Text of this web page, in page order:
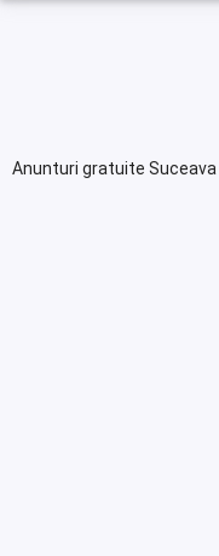
Anunturi gratuite Suceava